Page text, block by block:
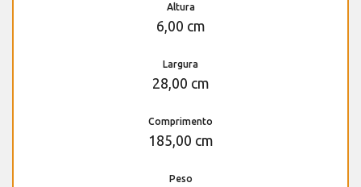
Altura
6,00 cm
Largura
28,00 cm
Comprimento
185,00 cm
Peso